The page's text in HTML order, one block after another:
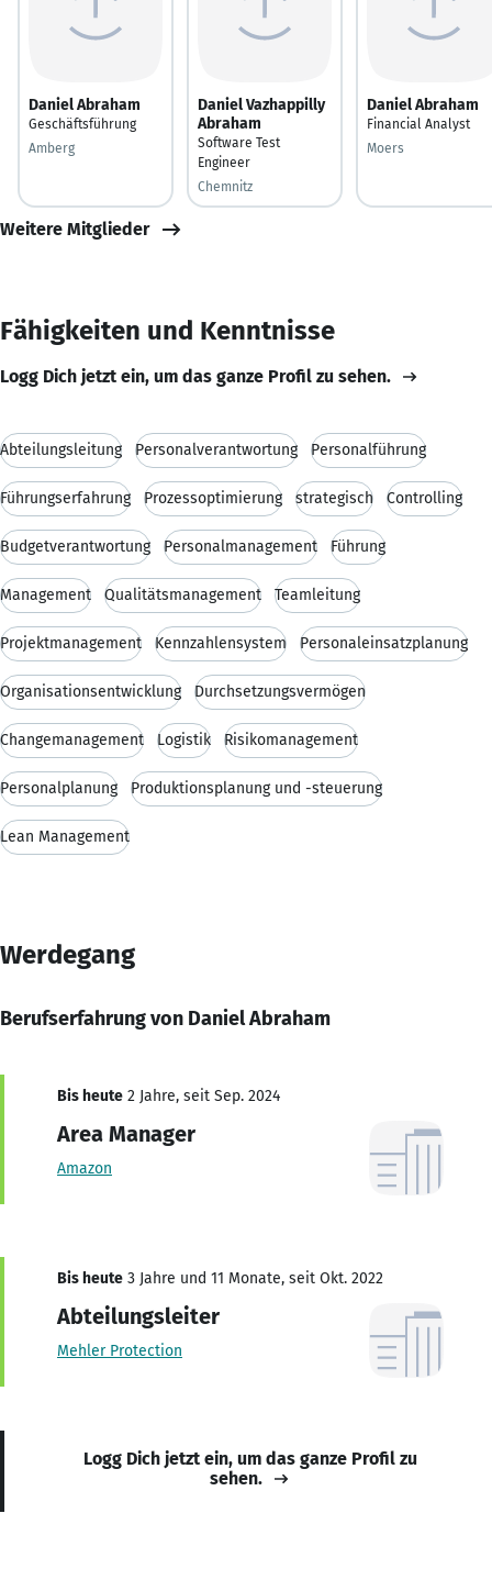
Daniel Abraham
Geschäftsführung
Amberg
Daniel Vazhappilly
Abraham
Software Test
Engineer
Chemnitz
Daniel Abraham
Financial Analyst
Moers
Weitere Mitglieder
Fähigkeiten und Kenntnisse
Logg Dich jetzt ein, um das ganze Profil zu sehen.
Abteilungsleitung Personalverantwortung Personalführung
Führungserfahrung Prozessoptimierung strategisch Controlling
Budgetverantwortung Personalmanagement Führung
Management Qualitätsmanagement Teamleitung
Projektmanagement Kennzahlensystem Personaleinsatzplanung
Organisationsentwicklung Durchsetzungsvermögen
Changemanagement Logistik Risikomanagement
Personalplanung Produktionsplanung und -steuerung
Lean Management
Werdegang
Berufserfahrung von Daniel Abraham
Bis heute 2 Jahre, seit Sep. 2024
Area Manager
Amazon
Bis heute 3 Jahre und 11 Monate, seit Okt. 2022
Abteilungsleiter
Mehler Protection
Logg Dich jetzt ein, um das ganze Profil zu
sehen.